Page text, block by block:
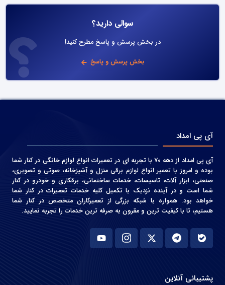
سوالی دارید؟
در بخش پرسش و پاسخ مطرح کنید!
بخش پرسش و پاسخ
آی پی امداد
آی پی امداد از دهه 70 با تجربه ای در تعمیرات انواع لوازم خانگی در کنار شما
بوده و امروز با تعمیر انواع لوازم برقی منزل و آشپزخانه، صوتی و‌ تصویری،
صنعتی، ابزار آلات، تاسیسات، خدمات ساختمانی، برقکاری و خودرو در کنار
شما است و در آینده نزدیک با تکمیل کلیه خدمات تعمیرات در کنار شما
خواهد بود. همواره با شبکه بزرگی از تعمیرکاران متخصص در کنار شما
هستیم، تا با کیفیت ترین و مقرون به صرفه ترین خدمات را تجربه نمایید.
پشتیبانی آنلاین